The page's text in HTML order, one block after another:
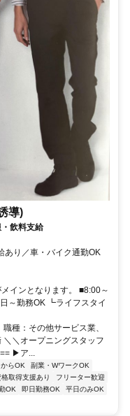
導)
飲料支給
あり／車・バイク通勤OK
インとなります。 ■8:00～
～勤務OK ┗ライフスタイ
種：その他サービス業、
＼オープニングスタッフ
▶ア...
らOK
副業・WワークOK
格取得支援あり
フリーター歓迎
OK 即日勤務OK
平日のみOK